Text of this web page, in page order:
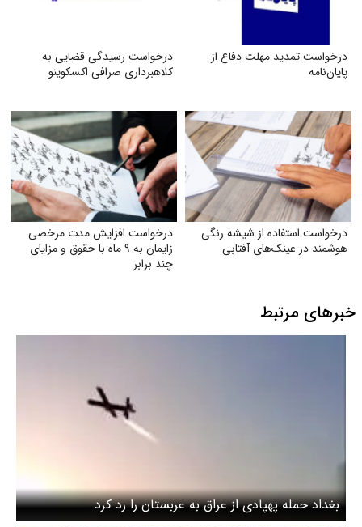
درخواست تمدید مهلت دفاع از
پایان‌نامه
درخواست رسیدگی قضایی به
کلاهبرداری صرافی اکسکوینو
درخواست استفاده از شیشه رنگی
هوشمند در عینک‌های آفتابی
درخواست افزایش مدت مرخصی
زایمان به ۹ ماه با حقوق و مزایای
چند برابر
خبرهای مرتبط
بغداد حمله پهپادی از عراق به عربستان را رد کرد